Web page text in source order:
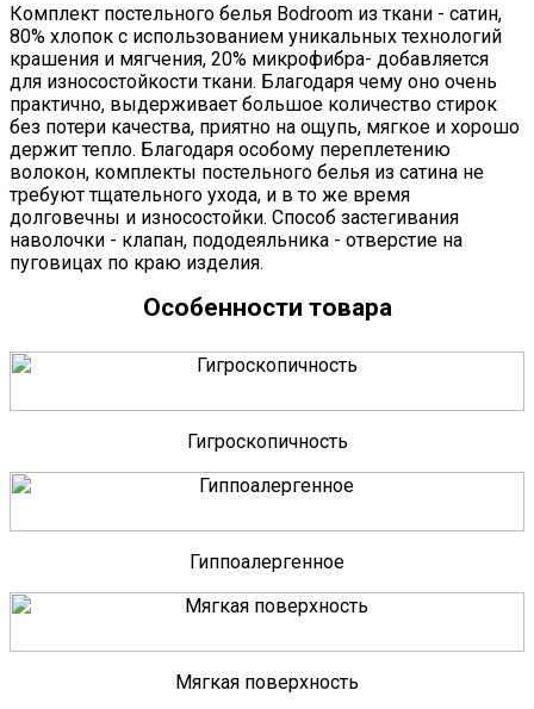
Комплект постельного белья Bodroom из ткани - сатин,
80% хлопок с использованием уникальных технологий
крашения и мягчения, 20% микрофибра- добавляется
для износостойкости ткани. Благодаря чему оно очень
практично, выдерживает большое количество стирок
без потери качества, приятно на ощупь, мягкое и хорошо
держит тепло. Благодаря особому переплетению
волокон, комплекты постельного белья из сатина не
требуют тщательного ухода, и в то же время
долговечны и износостойки. Способ застегивания
наволочки - клапан, пододеяльника - отверстие на
пуговицах по краю изделия.
Особенности товара
Гигроскопичность
Гиппоалергенное
Мягкая поверхность